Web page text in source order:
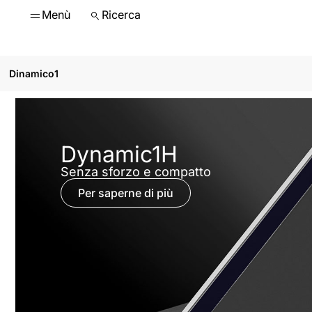
Menù Ricerca
Dinamico1
Dynamic1H
Senza sforzo e compatto
Per saperne di più